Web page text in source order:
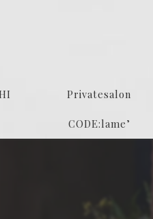
Privatesalon
CODE:lame’